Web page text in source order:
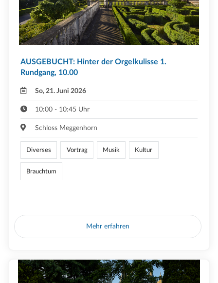
AUSGEBUCHT: Hinter der Orgelkulisse 1.
Rundgang, 10.00
So, 21. Juni 2026
10:00 - 10:45 Uhr
Schloss Meggenhorn
Diverses Vortrag Musik Kultur
Brauchtum
Mehr erfahren